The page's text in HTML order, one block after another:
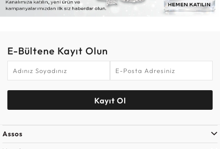
E-Bültene Kayıt Olun
Kayıt Ol
Assos